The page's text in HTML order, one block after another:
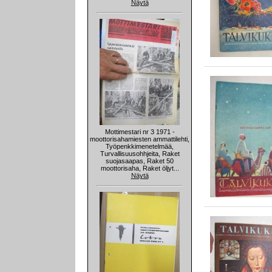
Näytä
Mottimestari nr 3 1971 -
moottorisahamiesten ammattilehti,
Työpenkkimenetelmää,
Turvallisuusohhjeita, Raket
suojasaapas, Raket 50
moottorisaha, Raket öljyt...
Näytä